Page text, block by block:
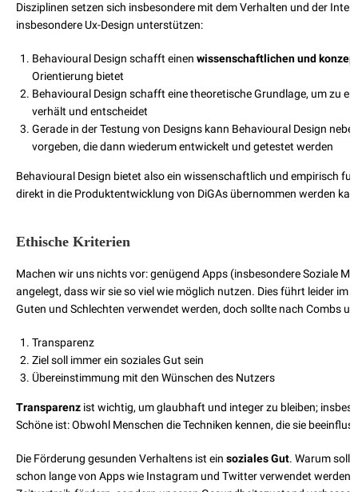
Disziplinen setzen sich insbesondere mit dem Verhalten und der
insbesondere Ux-Design unterstützen:
Behavioural Design schafft einen wissenschaftlichen und
Orientierung bietet
Behavioural Design schafft eine theoretische Grundlage, um zu
verhält und entscheidet
Gerade in der Testung von Designs kann Behavioural Design
vorgeben, die dann wiederum entwickelt und getestet werden
Behavioural Design bietet also ein wissenschaftlich und empirisch
direkt in die Produktentwicklung von DiGAs übernommen werden
Ethische Kriterien
Machen wir uns nichts vor: genügend Apps (insbesondere Soziale
angelegt, dass wir sie so viel wie möglich nutzen. Dies führt leider
Guten und Schlechten verwendet werden, doch sollte nach Combs
Transparenz
Ziel soll immer ein soziales Gut sein
Übereinstimmung mit den Wünschen des Nutzers
Transparenz ist wichtig, um glaubhaft und integer zu bleiben;
Schöne ist: Obwohl Menschen die Techniken kennen, die sie
Die Förderung gesunden Verhaltens ist ein soziales Gut. Warum
schon lange von Apps wie Instagram und Twitter verwendet